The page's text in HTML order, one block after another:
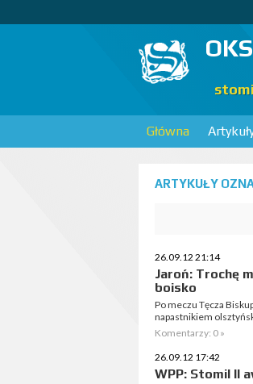
Główna
ARTYKUŁY
26.09.12 21:14
Jaroń: Trochę
boisko
Po meczu Tęcza
napastnikiem
Komentarzy: 0 »
26.09.12 17:42
WPP: Stomil II